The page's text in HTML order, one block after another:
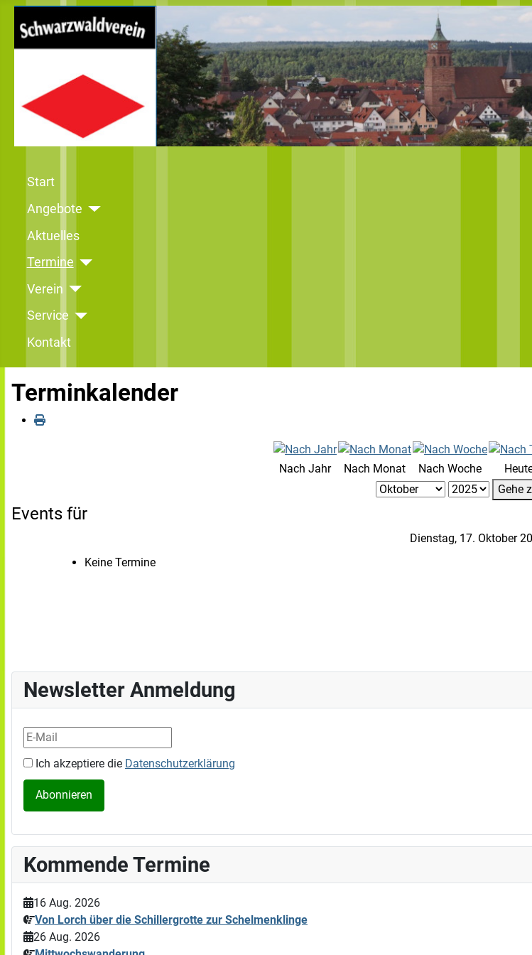
Start
Angebote
Aktuelles
Termine
Verein
Service
Kontakt
Terminkalender
Nach Jahr Nach Monat Nach Woche
Gehe
Events für
Dienstag, 17. Oktober
Keine Termine
Newsletter Anmeldung
Ich akzeptiere die Datenschutzerklärung
Kommende Termine
16 Aug. 2026
Von Lorch über die Schillergrotte zur Schelmenklinge
26 Aug. 2026